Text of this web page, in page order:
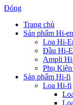
Đóng
Trang chủ
Sản phẩm Hi-
Loa Hi-
Đầu Hi-
Ampli
Phụ
Sản phẩm Hi-fi
Loa Hi-fi